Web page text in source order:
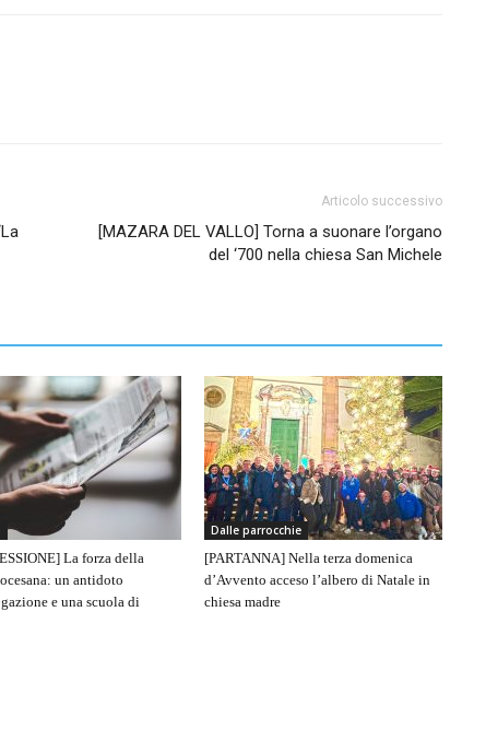
Articolo successivo
[MAZARA DEL VALLO] Torna a suonare l’organo
del ‘700 nella chiesa San Michele
La forza della
un antidoto
e una scuola di
Dalle parrocchie
[PARTANNA] Nella terza domenica
d’Avvento acceso l’albero di Natale in
chiesa madre